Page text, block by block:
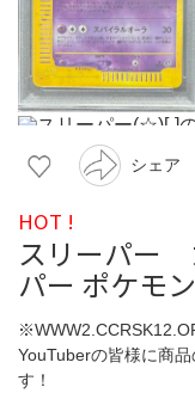
シェア
HOT !
スリーパー
パー ポケモ
YouTuberの皆様に商
す！